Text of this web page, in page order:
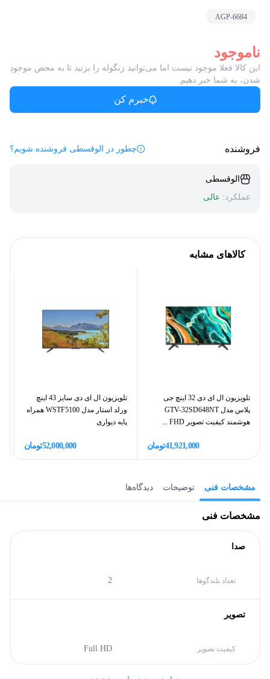
AGP-6684
ناموجود
این کالا فعلا موجود نیست اما می‌توانید زنگوله را بزنید تا به محض موجود
شدن، به شما خبر دهیم.
خبرم کن
فروشنده چطور در الوقسطی فروشنده شویم؟
الوقسطی
عملکرد: عالی
کالاهای مشابه
تلویزیون ال ای دی 32 اینچ جی
پلاس مدل GTV-32SD648NT
هوشمند کیفیت تصویر FHD ...
41,921,000تومان
تلویزیون ال ای دی سایز 43 اینچ
ورلد استار مدل WSTF5100 همراه
پایه دیواری
52,000,000تومان
مشخصات فنی توضیحات دیدگاه‌ها
مشخصات فنی
صدا
تعداد بلندگوها 2
تصویر
کیفیت تصویر Full HD